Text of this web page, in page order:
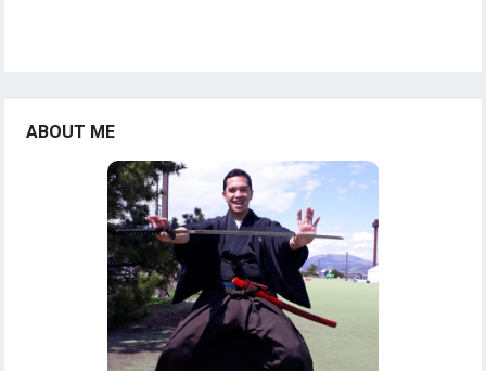
ABOUT ME